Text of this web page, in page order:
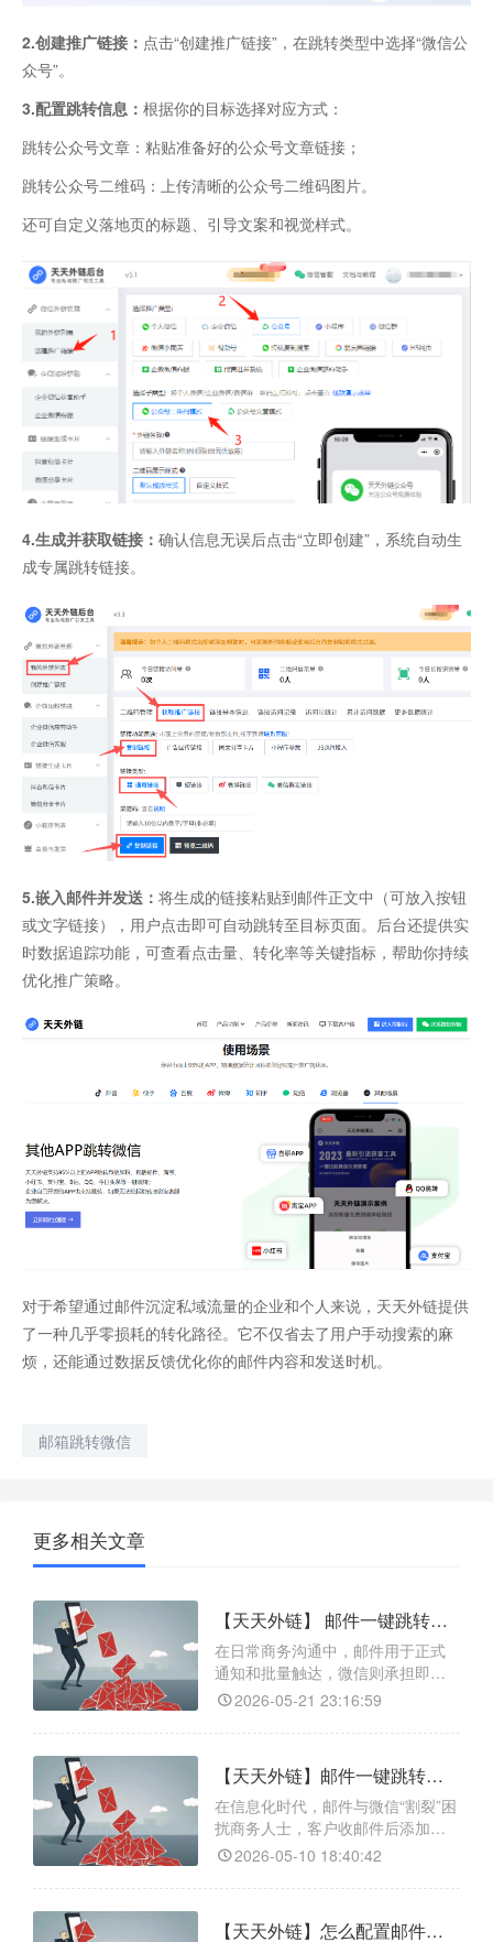
2.创建推广链接： 点击“创建推广链接”，在跳转类型中选择“微信公
众号”。
3.配置跳转信息： 根据你的目标选择对应方式：
跳转公众号文章：粘贴准备好的公众号文章链接；
跳转公众号二维码：上传清晰的公众号二维码图片。
还可自定义落地页的标题、引导文案和视觉样式。
4.生成并获取链接： 确认信息无误后点击“立即创建”，系统自动生
成专属跳转链接。
5.嵌入邮件并发送： 将生成的链接粘贴到邮件正文中（可放入按钮
或文字链接），用户点击即可自动跳转至目标页面。后台还提供实
时数据追踪功能，可查看点击量、转化率等关键指标，帮助你持续
优化推广策略。
对于希望通过邮件沉淀私域流量的企业和个人来说，天天外链提供
了一种几乎零损耗的转化路径。它不仅省去了用户手动搜索的麻
烦，还能通过数据反馈优化你的邮件内容和发送时机。
邮箱跳转微信
更多相关文章
【天天外链】 邮件一键跳转微信，如何打通沟通壁垒？
在日常商务沟通中，邮件用于正式
通知和批量触达，微信则承担即时
互动和服务深化。但两者之间的切
这一难题而生，它具备多场景智能
音、网页等渠道一键跳转至公众
号、个人微信、企业微信、微信
群、小程序等多种目标，适配不同
引流需求；活码系统规避平台屏
2026-05-21 23:16:59
【天天外链】邮件一键跳转微信的高效解决方案
在信息化时代，邮件与微信“割裂”困
扰商务人士，客户收邮件后添加微
信步骤繁琐易致用户流失。如今，
核心功能解决痛点：多场景无缝跳
微信生态类型；智能数据追踪，后
2026-05-10 18:40:42
【天天外链】怎么配置邮件一键跳转微信，助力高效引流私域